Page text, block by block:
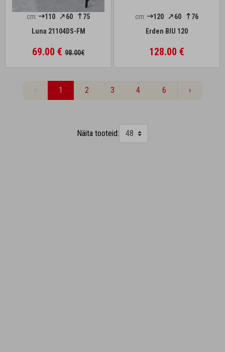
cm: 110 60
75
Luna 21104DS-FM
69.00 € 98.00€
cm: 120 60
76
Erden BIU 120
128.00 €
‹ 1 2 3 4 6 ›
Näita tooteid: